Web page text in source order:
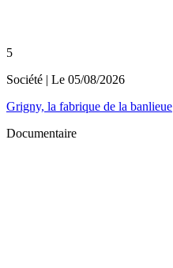
5
Société | Le 05/08/2026
Grigny, la fabrique de la banlieue
Documentaire